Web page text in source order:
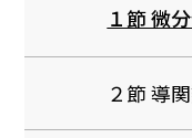
１節 微
２節 導